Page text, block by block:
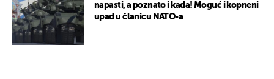
napasti, a poznato i kada! Moguć i kopneni
upad u članicu NATO-a